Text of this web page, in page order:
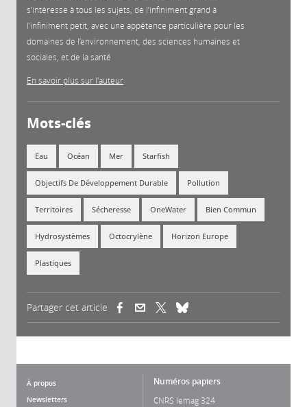
s’intéresse à tous les sujets, de l’infiniment grand à
l’infiniment petit, avec une appétence particulière pour les
domaines de l’environnement, des sciences humaines et
sociales, et de la santé
En savoir plus sur l'auteur
Mots-clés
Eau Océan Mer Starfish
Objectifs De Développement Durable Pollution
Territoires Sécheresse OneWater Bien Commun
Hydrosystèmes Octocrylène Horizon Europe
Plastiques
Partager cet article (link is external)(link is external)
À propos
Newsletters
Numéros papiers
CNRS lemag 324